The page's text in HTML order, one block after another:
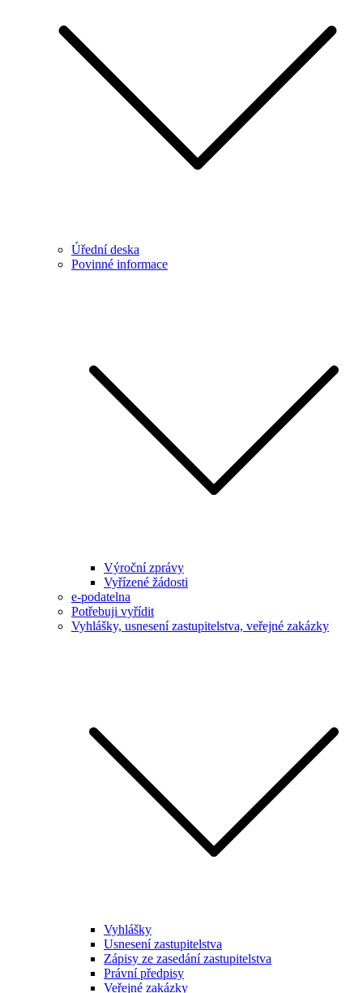
Úřední deska
Povinné informace
Výroční zprávy
Vyřízené žádosti
e-podatelna
Potřebuji vyřídit
Vyhlášky, usnesení zastupitelstva, veřejné zakázky
Vyhlášky
Usnesení zastupitelstva
Zápisy ze zasedání zastupitelstva
Právní předpisy
Veřejné zakázky